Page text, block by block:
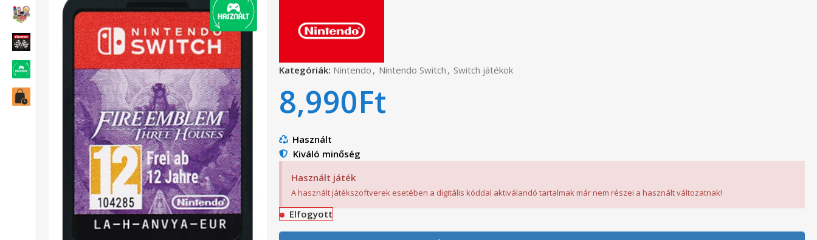
Kategóriák: Nintendo , Nintendo Switch , Switch játékok
8,990Ft
Használt
Kiváló minőség
Használt játék
A használt játékszoftverek esetében a digitális kóddal aktiválandó tartalmak már nem részei a használt változatnak!
Elfogyott